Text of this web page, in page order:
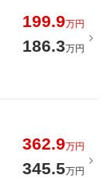
199.9万円
186.3万円
362.9万円
345.5万円